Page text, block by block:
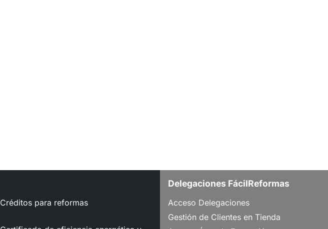
Créditos para reformas
Delegaciones FácilReformas
Acceso Delegaciones
Gestión de Clientes en Tienda